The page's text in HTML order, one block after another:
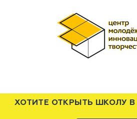
ХОТИТЕ ОТКРЫТЬ ШКОЛУ В